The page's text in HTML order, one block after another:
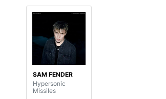
SAM FENDER
Hypersonic
Missiles